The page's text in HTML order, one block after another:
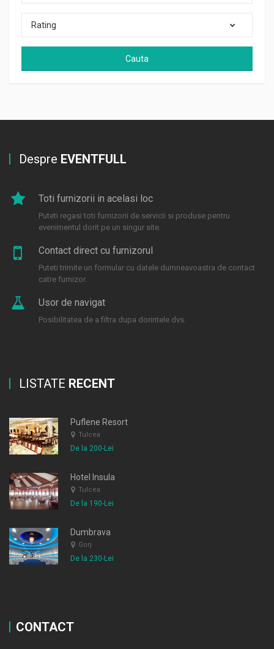
Rating
Cauta
Despre EVENTFULL
Toti furnizorii in acelasi loc
Puteti regasi toti furnizorii de servicii si produse pentru
evenimentul dorit pe un singur site.
Contact direct cu furnizorul
Puteti trimite un formular cu datele dumneavoastra de contact
catre furnizor.
Usor de navigat
Posibilitatea de a filtra dupa dorintele dvs.
LISTATE RECENT
Puflene Resort
Tulcea
De la 200-Lei
Hotel Insula
Tulcea
De la 190-Lei
Dumbrava
Gorj
De la 230-Lei
CONTACT